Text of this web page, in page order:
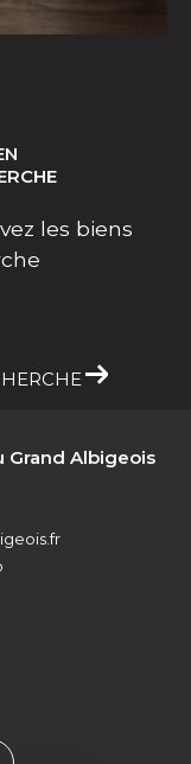
les biens
Grand Albigeois